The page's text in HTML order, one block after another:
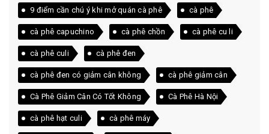
9 điểm cần chú ý khi mở quán cà phê cà phê
cà phê capuchino cà phê chồn cà phê cu li
cà phê culi cà phê đen
cà phê đen có giảm cân không cà phê giảm cân
Cà Phê Giảm Cân Có Tốt Không Cà Phê Hà Nội
cà phê hạt culi cà phê máy